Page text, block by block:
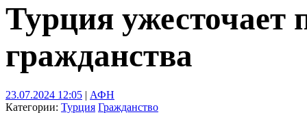
Турция ужесточает
гражданства
23.07.2024 12:05 | АФН
Категории: Турция Гражданство